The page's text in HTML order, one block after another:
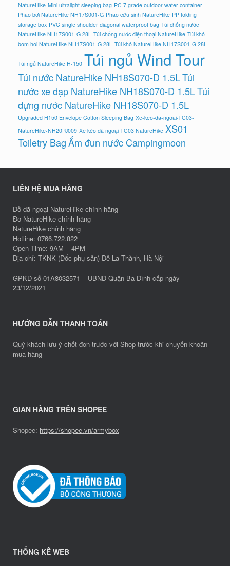
NatureHike Mini ultralight sleeping bag PC 7 grade outdoor water container
Phao bơi NatureHike NH17S001-G Phao cứu sinh NatureHike PP folding
storage box PVC single shoulder diagonal waterproof bag Túi chống nước
NatureHike NH17S001-G 28L Túi chống nước điện thoại NatureHike Túi khô
bơm hơi NatureHike NH17S001-G 28L Túi khô NatureHike NH17S001-G 28L
Túi ngủ NatureHike H-150 Túi ngủ Wind Tour
Túi nước NatureHike NH18S070-D 1.5LTúi
nước xe đạp NatureHike NH18S070-D 1.5LTúi
đựng nước NatureHike NH18S070-D 1.5L
Upgraded H150 Envelope Cotton Sleeping Bag Xe-keo-da-ngoai-TC03-
NatureHike-NH20PJ009 Xe kéo dã ngoại TC03 NatureHike XS01
Toiletry BagẤm đun nước Campingmoon
LIÊN HỆ MUA HÀNG
Đồ dã ngoại NatureHike chính hãng
Đồ NatureHike chính hãng
NatureHike chính hãng
Hotline: 0766.722.822
Open Time: 9AM – 4PM
Địa chỉ: TKNK (Dốc phụ sản) Đê La Thành, Hà Nội
GPKD số 01A8032571 – UBND Quận Ba Đình cấp ngày
23/12/2021
HƯỚNG DẪN THANH TOÁN
Quý khách lưu ý chốt đơn trước với Shop trước khi chuyển khoản
mua hàng
GIAN HÀNG TRÊN SHOPEE
Shopee: https://shopee.vn/armybox
THỐNG KÊ WEB